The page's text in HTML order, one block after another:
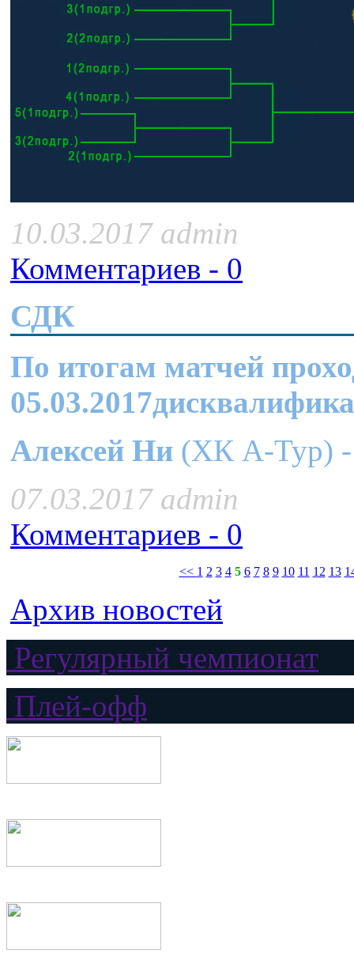
10.03.2017 admin
Комментариев - 0
СДК
По итогам матчей
05.03.2017
Алексей Ни (ХК А-Тур) -
07.03.2017 admin
Комментариев - 0
<< 1 2 3 4 5 6 7 8 9 10 11 12 13
Архив новостей
Регулярный чемпионат
Плей-офф